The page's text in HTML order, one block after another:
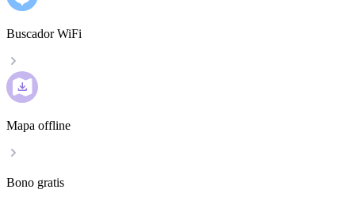
Buscador WiFi
Mapa offline
Bono gratis